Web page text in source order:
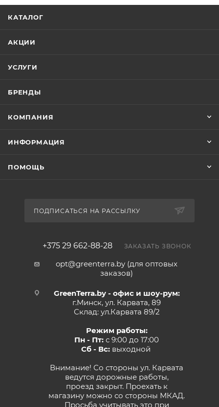
КАТАЛОГ
АКЦИИ
УСЛУГИ
БРЕНДЫ
КОМПАНИЯ
ИНФОРМАЦИЯ
ПОМОЩЬ
ПОДПИСАТЬСЯ НА РАССЫЛКУ
+375 29 662-88-28 ЗАКАЗАТЬ ЗВОНОК
opt@greenterra.by (для оптовых
заказов)
GreenTerra.by - офис и шоу-рум:
г.Минск, ул. Карвата, 89
Склад: ул.Карвата 89/2
Режим работы:
Пн - Пт: с 9:00 до 17:00
Сб - Вс:выходной
Внимание! Со стороны ул. Карвата
ведутся дорожные работы,
проезд закрыт. Проехать к
магазину можно со стороны МКАД.
Просьба учитывать это при